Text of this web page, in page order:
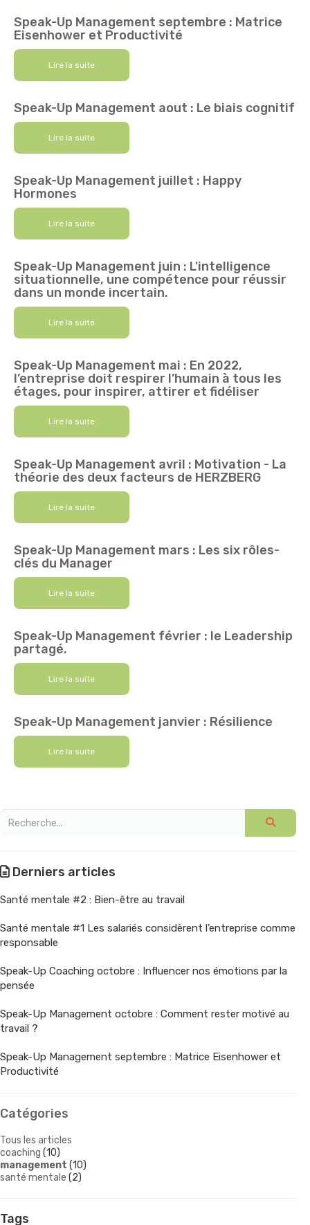
Speak-Up Management septembre : Matrice
Eisenhower et Productivité
Lire la suite
Speak-Up Management aout : Le biais cognitif
Lire la suite
Speak-Up Management juillet : Happy
Hormones
Lire la suite
Speak-Up Management juin : L'intelligence
situationnelle, une compétence pour réussir
dans un monde incertain.
Lire la suite
Speak-Up Management mai : En 2022,
l’entreprise doit respirer l’humain à tous les
étages, pour inspirer, attirer et fidéliser
Lire la suite
Speak-Up Management avril : Motivation - La
théorie des deux facteurs de HERZBERG
Lire la suite
Speak-Up Management mars : Les six rôles-
clés du Manager
Lire la suite
Speak-Up Management février : le Leadership
partagé.
Lire la suite
Speak-Up Management janvier : Résilience
Lire la suite
Derniers articles
Santé mentale #2 : Bien-être au travail
Santé mentale #1 Les salariés considèrent l’entreprise comme
responsable
Speak-Up Coaching octobre : Influencer nos émotions par la
pensée
Speak-Up Management octobre : Comment rester motivé au
travail ?
Speak-Up Management septembre : Matrice Eisenhower et
Productivité
Catégories
Tous les articles
coaching (10)
management (10)
santé mentale (2)
Tags